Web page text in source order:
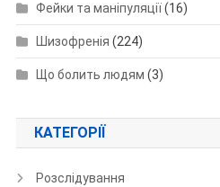
Фейки та маніпуляції(16)
Шизофренія (224)
Що болить людям (3)
КАТЕГОРІЇ
Розслідування